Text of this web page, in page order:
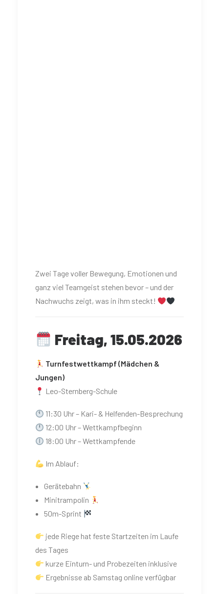
Zwei Tage voller Bewegung, Emotionen und
ganz viel Teamgeist stehen bevor – und der
Nachwuchs zeigt, was in ihm steckt!
Freitag, 15.05.2026
Turnfestwettkampf (Mädchen &
Jungen)
Leo-Sternberg-Schule
11:30 Uhr – Kari- & Helfenden-Besprechung
12:00 Uhr – Wettkampfbeginn
18:00 Uhr – Wettkampfende
Im Ablauf:
Gerätebahn
Minitrampolin
50m-Sprint
jede Riege hat feste Startzeiten im Laufe
des Tages
kurze Einturn- und Probezeiten inklusive
Ergebnisse ab Samstag online verfügbar